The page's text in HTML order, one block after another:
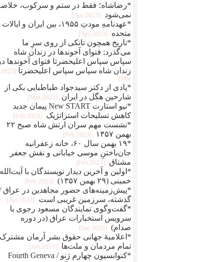
*رضاشاه؛ فقط در ستم و سرکوب،
نمی‌شود
[2023 Apr]
*عهدنامهِ مودتِ ۱۹۵۵، بین ایران و ایالات
متحده
[2023 Apr]
*تاریخ همچون تانکی از روی سرِ ما
می‌گذرد; فتوای آخوندها در زندان شاه
سپاس سپاس اعلیحضرتا فتوای آخوندها در
زندان شاه سپاس سپاس اعلیحضرتا
[2023
Mar]
*یادی از دکتر سیدجواد طباطبایی یکی از
شارحین هگل در ایران
[2023 Mar]
*نیو استارت New START پیمان جدید
کاهش تسلیحات استراتژیک
[2023 Feb]
*نشست مهم سران ارتش شاه صبح ۲۲
بهمن ۱۳۵۷
[2023 Feb]
*۱۹ بهمن سال ۶۰، خانه زعفرانیه
جان‌باختنِ موسی خیابانی و نقش جعفر
مشتاق
[2023 Feb]
*اولین و آخرین دیدار نویسندگان با آیت‌الله
خمینی (۲۹ بهمن ۱۳۵۷)
[2023 Feb]
*پیش‌زمینه‌های حضور مجاهدین در عراق
گذشته، سرزمین غریبی است
[2023 Jan]
*گفت‌وگوی نمایندگان مسعود رجوی با
سرویس استخبارات عراق (در دوره
صدام)
[2023 Jan]
*اعلامیهٔ جهانی حقوق بشر آرمان مشترک
تمام مردمان و ملت‌ها
[2023 Jan]
*کنوانسیون چهارم ژنو / Fourth Geneva